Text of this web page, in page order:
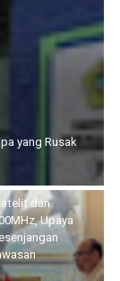
Batam
RSBP Batam
Obat Aman